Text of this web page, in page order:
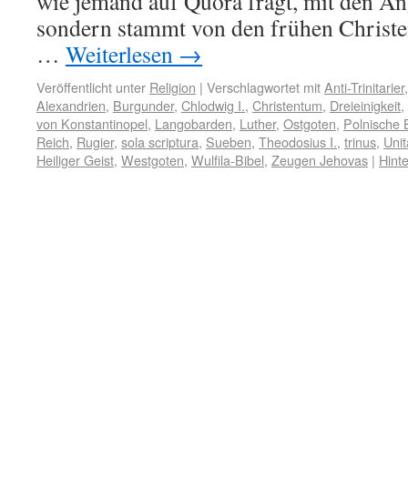
sondern stammt von den frühen
… Weiterlesen →
Veröffentlicht unter Religion | Verschlagwortet mitAnti-Trinitarier
Alexandrien, Burgunder, Chlodwig I., Christentum, Dreieinigkeit,
von Konstantinopel, Langobarden, Luther, Ostgoten, Polnische
Reich, Rugier, sola scriptura, Sueben, Theodosius I., trinus,
Heiliger Geist, Westgoten, Wulfila-Bibel, Zeugen Jehovas |